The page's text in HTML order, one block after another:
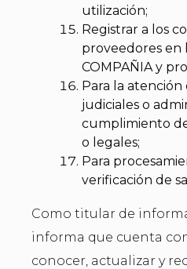
utilización;
Registrar a los
proveedores en
COMPAÑIA y
Para la
judiciales o
cumplimiento
o legales;
Para
verificación de
Como titular de
informa que cuenta
conocer, actualizar y